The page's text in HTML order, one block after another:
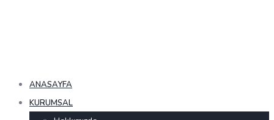
ANASAYFA
KURUMSAL